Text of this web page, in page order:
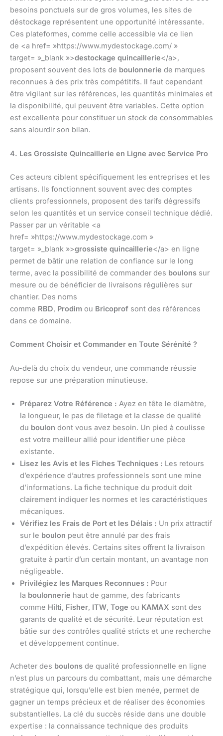
besoins ponctuels sur de gros volumes, les sites de
déstockage représentent une opportunité intéressante.
Ces plateformes, comme celle accessible via ce lien
de <a href= »https://www.mydestockage.com/ »
target= »_blank »>destockage quincaillerie</a>,
proposent souvent des lots de boulonnerie de marques
reconnues à des prix très compétitifs. Il faut cependant
être vigilant sur les références, les quantités minimales et
la disponibilité, qui peuvent être variables. Cette option
est excellente pour constituer un stock de consommables
sans alourdir son bilan.
4. Les Grossiste Quincaillerie en Ligne avec Service Pro
Ces acteurs ciblent spécifiquement les entreprises et les
artisans. Ils fonctionnent souvent avec des comptes
clients professionnels, proposent des tarifs dégressifs
selon les quantités et un service conseil technique dédié.
Passer par un véritable <a
href= »https://www.mydestockage.com »
target= »_blank »>grossiste quincaillerie</a> en ligne
permet de bâtir une relation de confiance sur le long
terme, avec la possibilité de commander des boulons sur
mesure ou de bénéficier de livraisons régulières sur
chantier. Des noms
comme RBD, Prodim ou Bricoprof sont des références
dans ce domaine.
Comment Choisir et Commander en Toute Sérénité ?
Au-delà du choix du vendeur, une commande réussie
repose sur une préparation minutieuse.
Préparez Votre Référence : Ayez en tête le diamètre,
la longueur, le pas de filetage et la classe de qualité
du boulon dont vous avez besoin. Un pied à coulisse
est votre meilleur allié pour identifier une pièce
existante.
Lisez les Avis et les Fiches Techniques : Les retours
d’expérience d’autres professionnels sont une mine
d’informations. La fiche technique du produit doit
clairement indiquer les normes et les caractéristiques
mécaniques.
Vérifiez les Frais de Port et les Délais : Un prix attractif
sur le boulon peut être annulé par des frais
d’expédition élevés. Certains sites offrent la livraison
gratuite à partir d’un certain montant, un avantage non
négligeable.
Privilégiez les Marques Reconnues : Pour
la boulonnerie haut de gamme, des fabricants
comme Hilti, Fisher, ITW, Toge ou KAMAX sont des
garants de qualité et de sécurité. Leur réputation est
bâtie sur des contrôles qualité stricts et une recherche
et développement continue.
Acheter des boulons de qualité professionnelle en ligne
n’est plus un parcours du combattant, mais une démarche
stratégique qui, lorsqu’elle est bien menée, permet de
gagner un temps précieux et de réaliser des économies
substantielles. La clé du succès réside dans une double
expertise : la connaissance technique des produits